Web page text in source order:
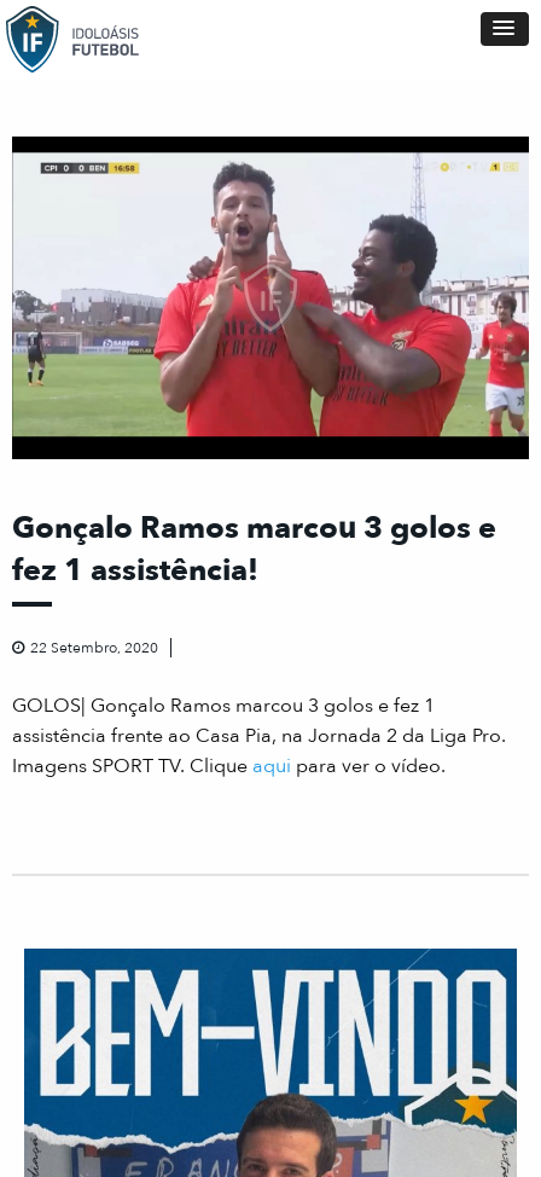
Gonçalo Ramos marcou 3 golos e
fez 1 assistência!
22 Setembro, 2020
GOLOS| Gonçalo Ramos marcou 3 golos e fez 1
assistência frente ao Casa Pia, na Jornada 2 da Liga Pro.
Imagens SPORT TV. Clique aqui para ver o vídeo.